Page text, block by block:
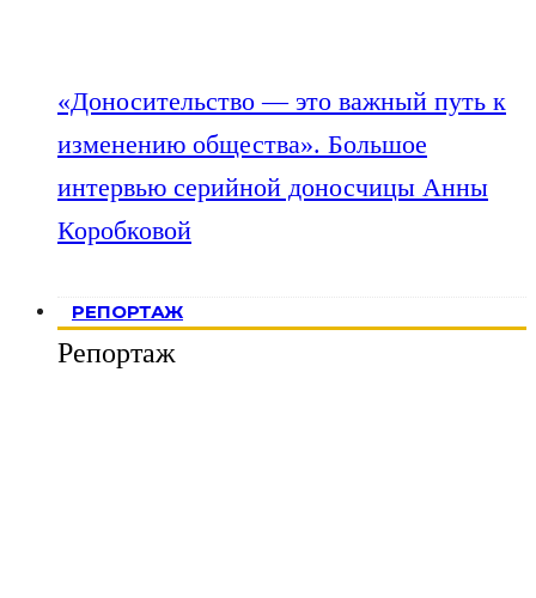
«Доносительство — это важный путь к
изменению общества». Большое
интервью серийной доносчицы Анны
Коробковой
РЕПОРТАЖ
Репортаж